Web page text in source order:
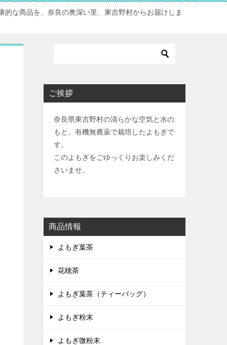
的な商品を、奈良の奥深い里、東吉野村からお届けしま
ご挨拶
奈良県東吉野村の清らかな空気と水の
もと、有機無農薬で栽培したよもぎで
す。
このよもぎをごゆっくりお楽しみくだ
さいませ。
商品情報
よもぎ葉茶
花穂茶
よもぎ葉茶（ティーバッグ）
よもぎ粉末
よもぎ微粉末